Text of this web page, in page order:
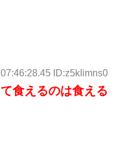
ID:z5kIimns0
食えるのは食える